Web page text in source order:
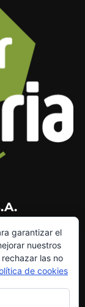
garantizar el
nuestros
las no
de cookies